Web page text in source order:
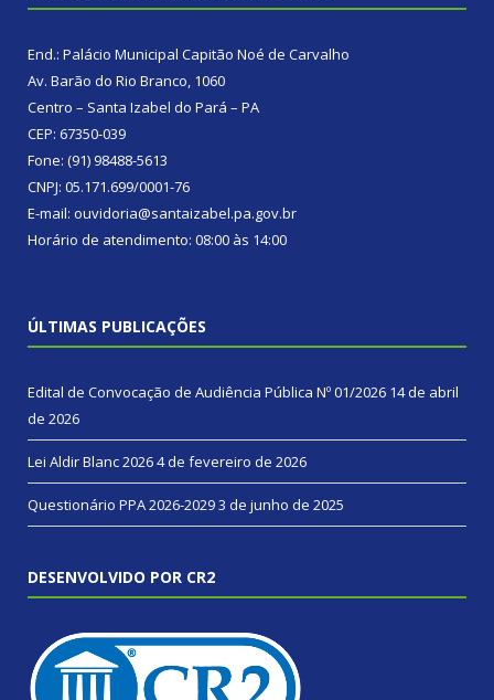
End.: Palácio Municipal Capitão Noé de Carvalho
Av. Barão do Rio Branco, 1060
Centro – Santa Izabel do Pará – PA
CEP: 67350-039
Fone: (91) 98488-5613
CNPJ: 05.171.699/0001-76
E-mail: ouvidoria@santaizabel.pa.gov.br
Horário de atendimento: 08:00 às 14:00
ÚLTIMAS PUBLICAÇÕES
Edital de Convocação de Audiência Pública Nº 01/2026 14 de abril
de 2026
Lei Aldir Blanc 20264 de fevereiro de 2026
Questionário PPA 2026-20293 de junho de 2025
DESENVOLVIDO POR CR2